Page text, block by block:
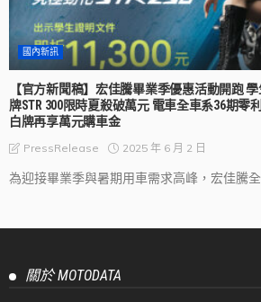
國內新訊
【官方新聞稿】宏佳騰畢業季優惠活動開跑
牌STR 300限時夏殺破萬元 電車全車系36期零
白牌再享萬元購車金
PressRelease 2025 年 6 月 2 日
為迎接畢業季與暑期用車需求高峰，宏佳騰全
關於 MOTODATA